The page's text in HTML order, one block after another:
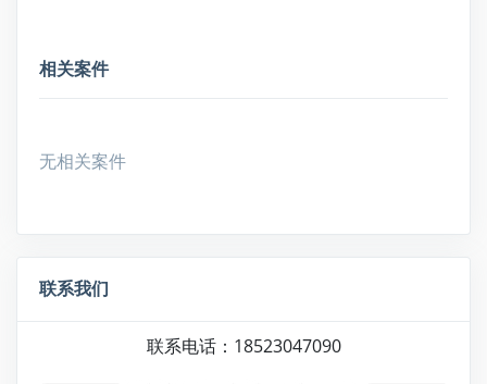
相关案件
无相关案件
联系我们
联系电话：18523047090